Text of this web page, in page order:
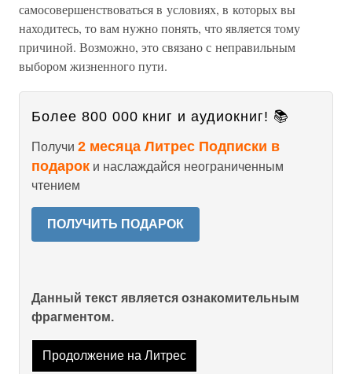
самосовершенствоваться в условиях, в которых вы
находитесь, то вам нужно понять, что является тому
причиной. Возможно, это связано с неправильным
выбором жизненного пути.
Более 800 000 книг и аудиокниг! 📚
Получи 2 месяца Литрес Подписки в
подарок и наслаждайся неограниченным
чтением
ПОЛУЧИТЬ ПОДАРОК
Данный текст является ознакомительным
фрагментом.
Продолжение на Литрес